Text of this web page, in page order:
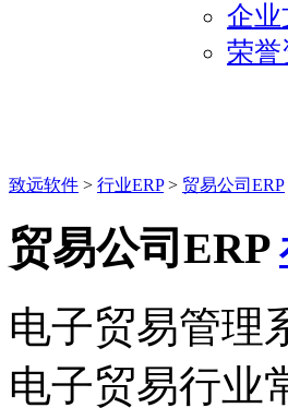
企业
荣誉
致远软件 > 行业ERP> 贸易公司ERP
贸易公司ERP
电子贸易管理
电子贸易行业